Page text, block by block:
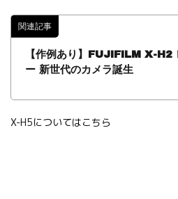
関連記事
【作例あり】FUJIFILM X-H2
ー 新世代のカメラ誕生
X-H5についてはこちら